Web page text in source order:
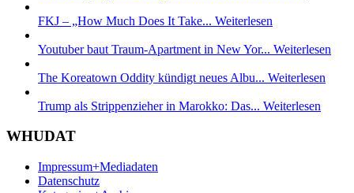
FKJ – „How Much Does It Take... Weiterlesen
Youtuber baut Traum-Apartment in New Yor... Weiterlesen
The Koreatown Oddity kündigt neues Albu... Weiterlesen
Trump als Strippenzieher in Marokko: Das... Weiterlesen
WHUDAT
Impressum+Mediadaten
Datenschutz